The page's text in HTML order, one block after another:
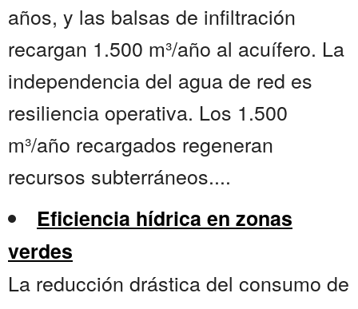
años, y las balsas de infiltración
recargan 1.500 m³/año al acuífero. La
independencia del agua de red es
resiliencia operativa. Los 1.500
m³/año recargados regeneran
recursos subterráneos....
Eficiencia hídrica en zonas
verdes
La reducción drástica del consumo de